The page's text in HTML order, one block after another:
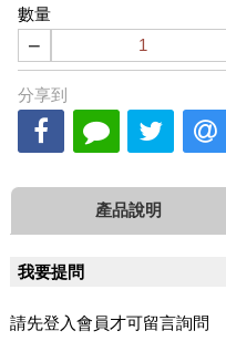
數量
−
分享到
產品說明
我要提問
請先登入會員才可留言詢問